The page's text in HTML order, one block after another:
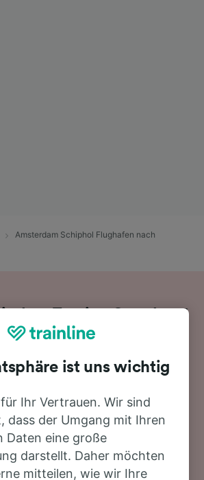
Amsterdam Schiphol Flughafen nach
dem Zug in 1 Stunde 56
Schiphol
Roermond
die Reise von Amsterdam
nach Roermond mit dem Zug
Sie nicht länger!
auf dieser Strecke beträgt 1
wobei etwa 62 Züge am Tag die
ist uns wichtig
Ihr Vertrauen. Wir sind
dass der Umgang mit Ihren
Daten eine große
darstellt. Daher möchten
mitteilen, wie wir Ihre